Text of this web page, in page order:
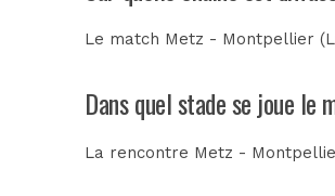
Le match Metz - Montpellier
Dans quel stade se joue
La rencontre Metz -